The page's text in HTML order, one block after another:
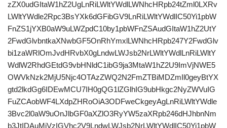
zZX0udGItaW1hZ2UgLnRiLWltYWdlLWNhcHRpb24tZml0LXRv
LWltYWdle2Rpc3BsYXk6dGFibGV9LnRiLWltYWdlIC50Yi1pbW
FnZS1jYXB0aW9uLWZpdC10by1pbWFnZSAudGItaW1hZ2UtY
2FwdGlvbntkaXNwbGF5OnRhYmxlLWNhcHRpb247Y2FwdGlv
bi1zaWRlOmJvdHRvbX0gLndwLWJsb2NrLWltYWdlLnRiLWltY
WdlW2RhdGEtdG9vbHNldC1ibG9ja3MtaW1hZ2U9ImVjNWE5
OWVkNzk2MjU5Njc4OTAzZWQ2N2FmZTBiMDZmIl0geyBtYX
gtd2lkdGg6IDEwMCU7IH0gQG1lZGlhIG9ubHkgc2NyZWVuIG
FuZCAobWF4LXdpZHRoOiA3ODFweCkgeyAgLnRiLWltYWdle
3Bvc2l0aW9uOnJlbGF0aXZlO3RyYW5zaXRpb246dHJhbnNm
b3JtIDAuMjVzIGVhc2V9LndwLWJsb2NrLWltYWdlIC50Yi1pbW